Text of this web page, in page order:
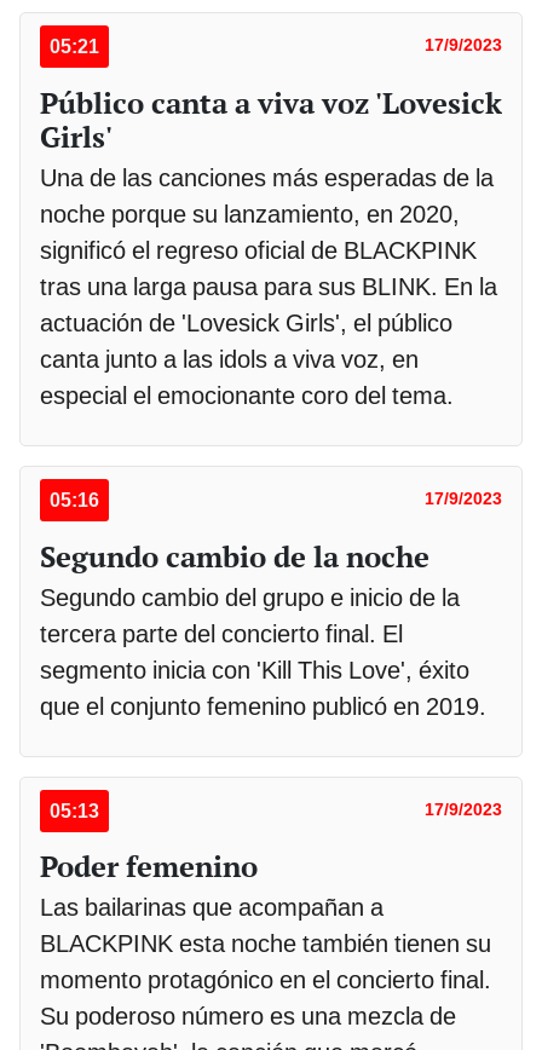
05:21 17/9/2023
Público canta a viva voz 'Lovesick
Girls'
Una de las canciones más esperadas de la
noche porque su lanzamiento, en 2020,
significó el regreso oficial de BLACKPINK
tras una larga pausa para sus BLINK. En la
actuación de 'Lovesick Girls', el público
canta junto a las idols a viva voz, en
especial el emocionante coro del tema.
05:16 17/9/2023
Segundo cambio de la noche
Segundo cambio del grupo e inicio de la
tercera parte del concierto final. El
segmento inicia con 'Kill This Love', éxito
que el conjunto femenino publicó en 2019.
05:13 17/9/2023
Poder femenino
Las bailarinas que acompañan a
BLACKPINK esta noche también tienen su
momento protagónico en el concierto final.
Su poderoso número es una mezcla de